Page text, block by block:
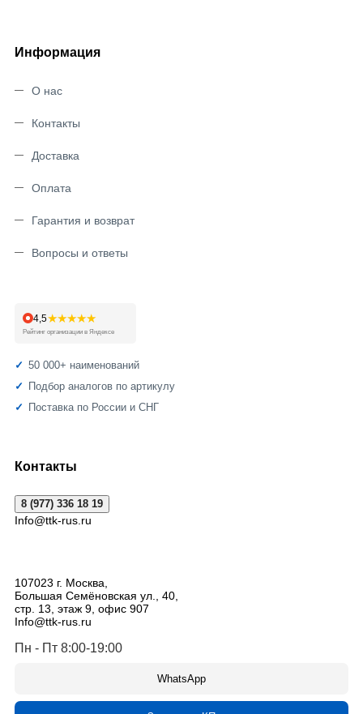
Информация
О нас
Контакты
Доставка
Оплата
Гарантия и возврат
Вопросы и ответы
4,5★★★★★
Рейтинг организации в Яндексе
50 000+ наименований
Подбор аналогов по артикулу
Поставка по России и СНГ
Контакты
8 (977) 336 18 19
Info@ttk-rus.ru
107023 г. Москва,
Большая Семёновская ул., 40,
стр. 13, этаж 9, офис 907
Info@ttk-rus.ru
Пн - Пт 8:00-19:00
WhatsApp